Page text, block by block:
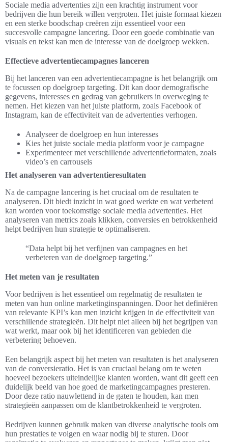
Sociale media advertenties zijn een krachtig instrument voor
bedrijven die hun bereik willen vergroten. Het juiste formaat kiezen
en een sterke boodschap creëren zijn essentieel voor een
succesvolle campagne lancering. Door een goede combinatie van
visuals en tekst kan men de interesse van de doelgroep wekken.
Effectieve advertentiecampagnes lanceren
Bij het lanceren van een advertentiecampagne is het belangrijk om
te focussen op doelgroep targeting. Dit kan door demografische
gegevens, interesses en gedrag van gebruikers in overweging te
nemen. Het kiezen van het juiste platform, zoals Facebook of
Instagram, kan de effectiviteit van de advertenties verhogen.
Analyseer de doelgroep en hun interesses
Kies het juiste sociale media platform voor je campagne
Experimenteer met verschillende advertentieformaten, zoals
video’s en carrousels
Het analyseren van advertentieresultaten
Na de campagne lancering is het cruciaal om de resultaten te
analyseren. Dit biedt inzicht in wat goed werkte en wat verbeterd
kan worden voor toekomstige sociale media advertenties. Het
analyseren van metrics zoals klikken, conversies en betrokkenheid
helpt bedrijven hun strategie te optimaliseren.
“Data helpt bij het verfijnen van campagnes en het
verbeteren van de doelgroep targeting.”
Het meten van je resultaten
Voor bedrijven is het essentieel om regelmatig de resultaten te
meten van hun online marketinginspanningen. Door het definiëren
van relevante KPI’s kan men inzicht krijgen in de effectiviteit van
verschillende strategieën. Dit helpt niet alleen bij het begrijpen van
wat werkt, maar ook bij het identificeren van gebieden die
verbetering behoeven.
Een belangrijk aspect bij het meten van resultaten is het analyseren
van de conversieratio. Het is van cruciaal belang om te weten
hoeveel bezoekers uiteindelijke klanten worden, want dit geeft een
duidelijk beeld van hoe goed de marketingcampagnes presteren.
Door deze ratio nauwlettend in de gaten te houden, kan men
strategieën aanpassen om de klantbetrokkenheid te vergroten.
Bedrijven kunnen gebruik maken van diverse analytische tools om
hun prestaties te volgen en waar nodig bij te sturen. Door